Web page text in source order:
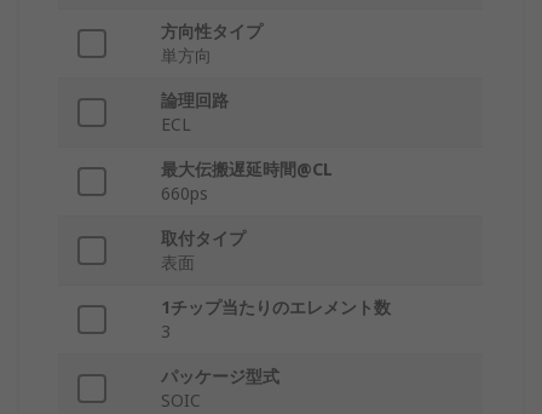
方向性タイプ
単方向
論理回路
ECL
最大伝搬遅延時間@CL
660ps
取付タイプ
表面
1チップ当たりのエレメント数
3
パッケージ型式
SOIC